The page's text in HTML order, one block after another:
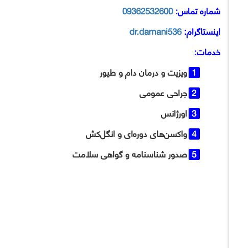
شماره تماس:09362532600
اینستاگرام:dr.damani536
خدمات:
ویزیت و درمان دام و طیور
جراحی عمومی
اورژانس
واکسن‌های دوره‌ای و انگل‌کش
صدور شناسنامه و گواهی سلامت